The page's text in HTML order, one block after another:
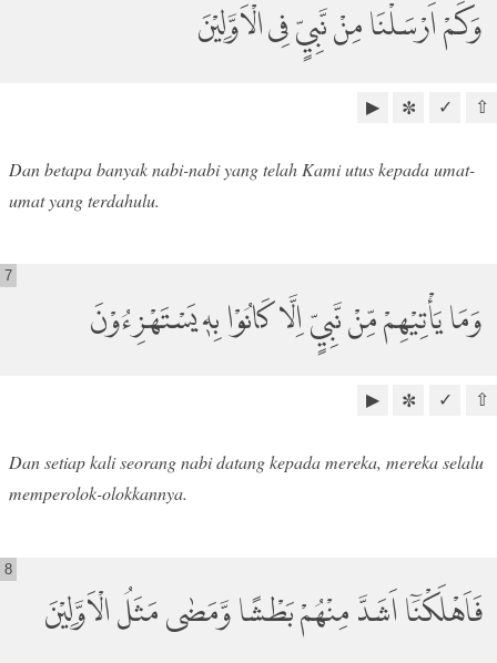
وَكَمْ اَرْسَلْنَا مِنْ نَّبِيٍّ فِى الْاَوَّلِيْنَ
⇧
✓
✼
▶
Dan betapa banyak nabi-nabi yang telah Kami utus kepada umat-
umat yang terdahulu.
وَمَا يَأْتِيْهِمْ مِّنْ نَّبِيٍّ اِلَّا كَانُوْا بِهٖ يَسْتَهْزِءُوْنَ
7
⇧
✓
✼
▶
Dan setiap kali seorang nabi datang kepada mereka, mereka selalu
memperolok-olokkannya.
فَاَهْلَكْنَٓا اَشَدَّ مِنْهُمْ بَطْشًا وَّمَضٰى مَثَلُ الْاَوَّلِيْنَ
8